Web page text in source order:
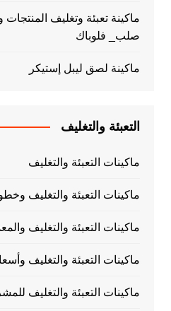
ماكينة تعبئة وتغليف
صلب_ فلوباك
ماكينة لصق ليبل إستيكر
التعبئة والتغليف
ماكينات التعبئة والتغليف
ماكينات التعبئة والتغليف
ماكينات التعبئة والتغليف
ماكينات التعبئة والتغليف
ماكينات التعبئة والتغليف